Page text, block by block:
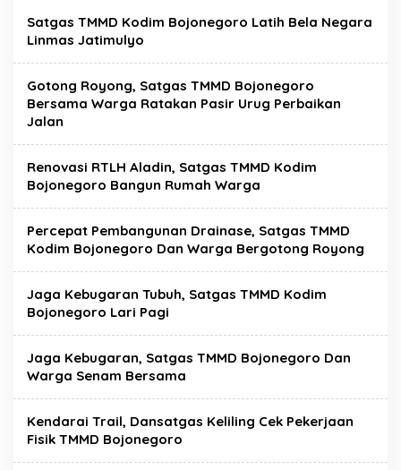
Satgas TMMD Kodim Bojonegoro Latih Bela Negara
Linmas Jatimulyo
Gotong Royong, Satgas TMMD Bojonegoro
Bersama Warga Ratakan Pasir Urug Perbaikan
Jalan
Renovasi RTLH Aladin, Satgas TMMD Kodim
Bojonegoro Bangun Rumah Warga
Percepat Pembangunan Drainase, Satgas TMMD
Kodim Bojonegoro Dan Warga Bergotong Royong
Jaga Kebugaran Tubuh, Satgas TMMD Kodim
Bojonegoro Lari Pagi
Jaga Kebugaran, Satgas TMMD Bojonegoro Dan
Warga Senam Bersama
Kendarai Trail, Dansatgas Keliling Cek Pekerjaan
Fisik TMMD Bojonegoro